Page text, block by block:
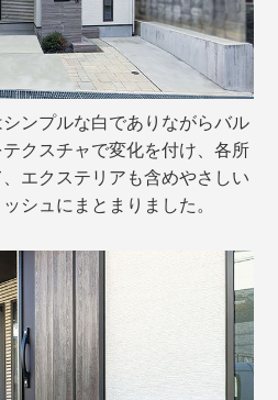
ンプルな白でありながらバル
クスチャで変化を付け、各所
エクステリアも含めやさしい
シュにまとまりました。